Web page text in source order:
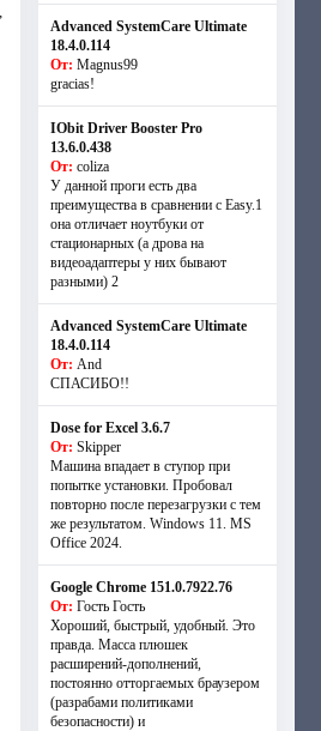
Advanced SystemCare Ultimate
18.4.0.114
От: Magnus99
gracias!
IObit Driver Booster Pro
13.6.0.438
От: coliza
У данной проги есть два
преимущества в сравнении с Easy.1
она отличает ноутбуки от
стационарных (а дрова на
видеоадаптеры у них бывают
разными) 2
Advanced SystemCare Ultimate
18.4.0.114
От: And
СПАСИБО!!
Dose for Excel 3.6.7
От: Skipper
Машина впадает в ступор при
попытке установки. Пробовал
повторно после перезагрузки с тем
же результатом. Windows 11. MS
Offiсe 2024.
Google Chrome 151.0.7922.76
От: Гость Гость
Хороший, быстрый, удобный. Это
правда. Масса плюшек
расширений-дополнений,
постоянно отторгаемых браузером
(разрабами политиками
безопасности) и